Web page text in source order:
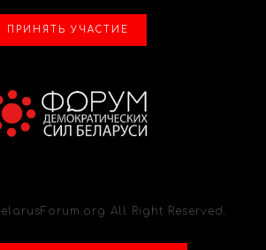
ПРИНЯТЬ УЧАСТИЕ
All Right Reserved.